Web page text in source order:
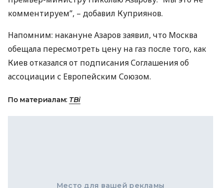
комментируем”, – добавил Куприянов.
Напомним: накануне Азаров заявил, что Москва
обещала пересмотреть цену на газ после того, как
Киев отказался от подписания Соглашения об
ассоциации с Европейским Союзом.
По материалам: ТВi
Место для вашей рекламы